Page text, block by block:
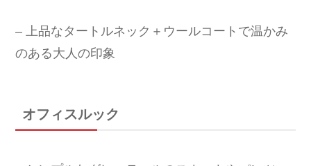
– 上品なタートルネック＋ウールコートで温かみ
のある大人の印象
オフィスルック